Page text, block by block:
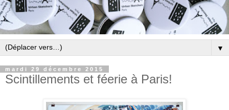
▼
mardi 29 décembre 2015
Scintillements et féerie à Paris!